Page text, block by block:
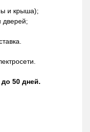
и крыша);
дверей;
до 50 дней.